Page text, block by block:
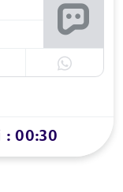
: 00:30